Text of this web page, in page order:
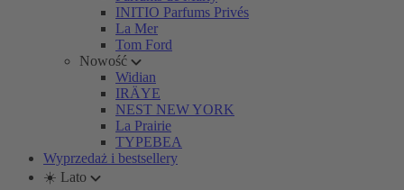
INITIO Parfums Privés
La Mer
Tom Ford
Nowość
Widian
IRÄYE
NEST NEW YORK
La Prairie
TYPEBEA
Wyprzedaż i bestsellery
☀️ Lato